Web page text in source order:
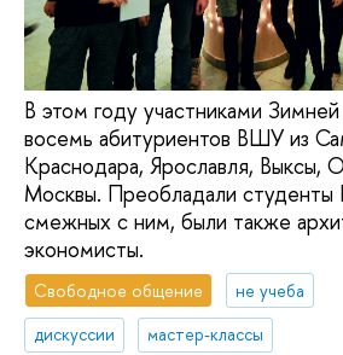
В этом году участниками
восемь абитуриентов ВШУ из
Краснодара, Ярославля, Выксы,
Москвы. Преобладали студенты
смежных с ним, были также
экономисты.
Свободное общение
не учеба
дискуссии
мастер-классы